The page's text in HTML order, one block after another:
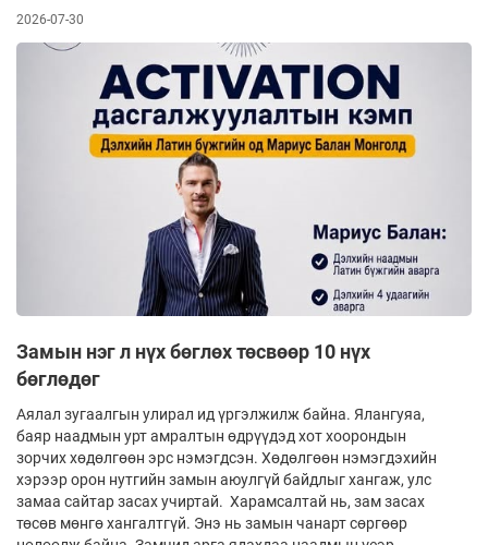
2026-07-30
Замын нэг л нүх бөглөх төсвөөр 10 нүх
бөглөдөг
Аялал зугаалгын улирал ид үргэлжилж байна. Ялангуяа,
баяр наадмын урт амралтын өдрүүдэд хот хоорондын
зорчих хөдөлгөөн эрс нэмэгдсэн. Хөдөлгөөн нэмэгдэхийн
хэрээр орон нутгийн замын аюулгүй байдлыг хангаж, улс
замаа сайтар засах учиртай. Харамсалтай нь, зам засах
төсөв мөнгө хангалтгүй. Энэ нь замын чанарт сөргөөр